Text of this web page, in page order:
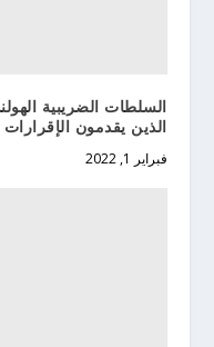
السلطات الضريبية
الذين يقدمون
فبراير 1, 2022